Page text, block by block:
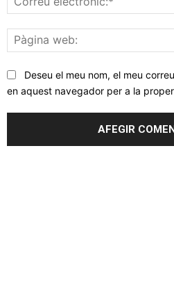
Deseu el meu nom, el meu
en aquest navegador per a la